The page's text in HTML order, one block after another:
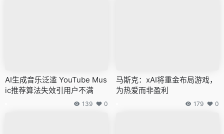
AI生成音乐泛滥 YouTube Mus
ic推荐算法失效引用户不满
139 0
马斯克：xAI将重金布局游戏，
为热爱而非盈利
179 0